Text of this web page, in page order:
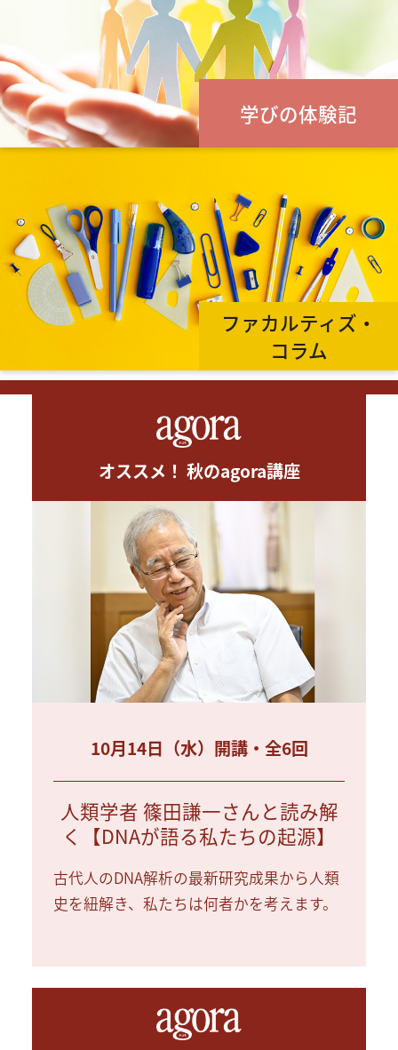
学びの体験記
ファカルティズ・
コラム
オススメ！ 秋のagora講座
10月14日（水）開講・全6回
人類学者 篠田謙一さんと読み解
く【DNAが語る私たちの起源】
古代人のDNA解析の最新研究成果から人類
史を紐解き、私たちは何者かを考えます。